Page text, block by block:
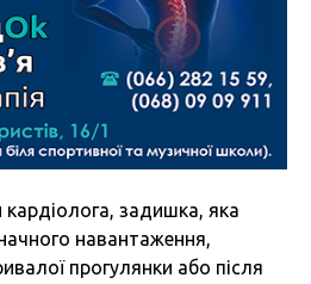
задишка, яка
навантаження,
прогулянки або після